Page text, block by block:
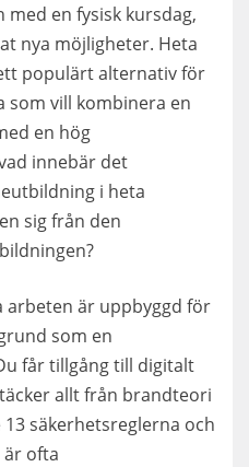
en fysisk kursdag,
nya möjligheter. Heta
populärt alternativ för
som vill kombinera en
en hög
innebär det
i heta
sig från den
arbeten är uppbyggd för
som en
får tillgång till digitalt
allt från brandteori
säkerhetsreglerna och
ofta